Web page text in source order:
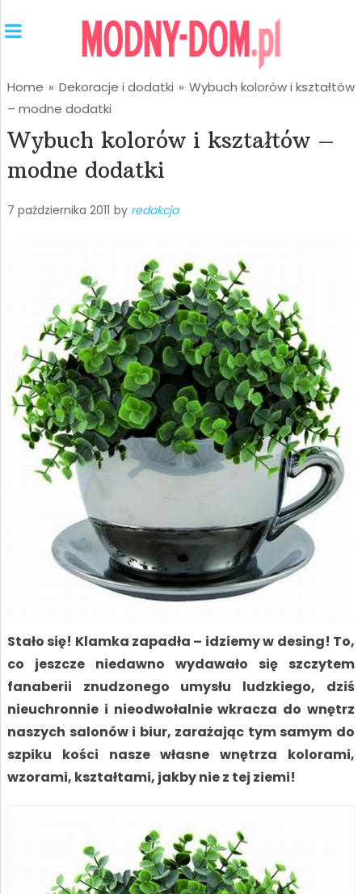
Home » Dekoracje i dodatki » Wybuch kolorów i kształtów
– modne dodatki
Wybuch kolorów i kształtów –
modne dodatki
7 października 2011 by redakcja
Stało się! Klamka zapadła – idziemy w desing! To,
co jeszcze niedawno wydawało się szczytem
fanaberii znudzonego umysłu ludzkiego, dziś
nieuchronnie i nieodwołalnie wkracza do wnętrz
naszych salonów i biur, zarażając tym samym do
szpiku kości nasze własne wnętrza kolorami,
wzorami, kształtami, jakby nie z tej ziemi!